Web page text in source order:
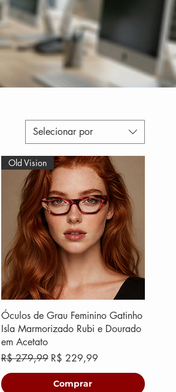
Selecionar por
Old Vision
Óculos de Grau Feminino Gatinho
Isla Marmorizado Rubi e Dourado
em Acetato
Preço normal
R$ 279,99 Preço promocional
R$ 229,99
Comprar